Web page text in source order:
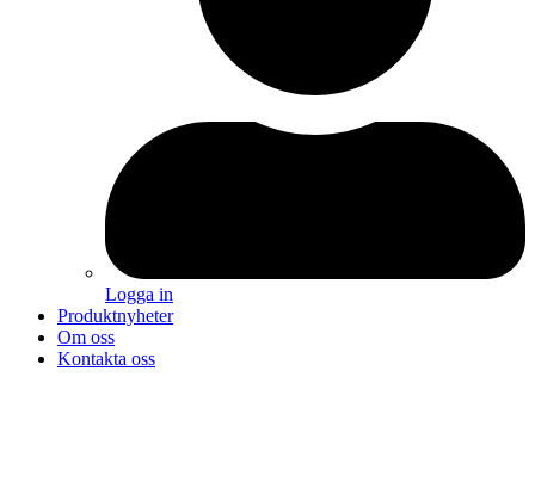
Logga in
Produktnyheter
Om oss
Kontakta oss